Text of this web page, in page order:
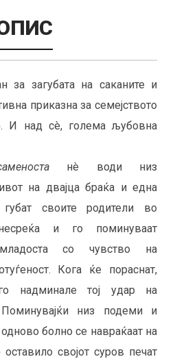
за загубата на саканите и
приказна за семејството
И над сè, голема љубовна
нè води низ
на двајца браќа и една
своите родители во
и го поминуваат
со чувство на
Кога ќе пораснат,
надминале тој удар на
Поминувајќи низ подеми и
болно се навраќаат на
својот суров печат